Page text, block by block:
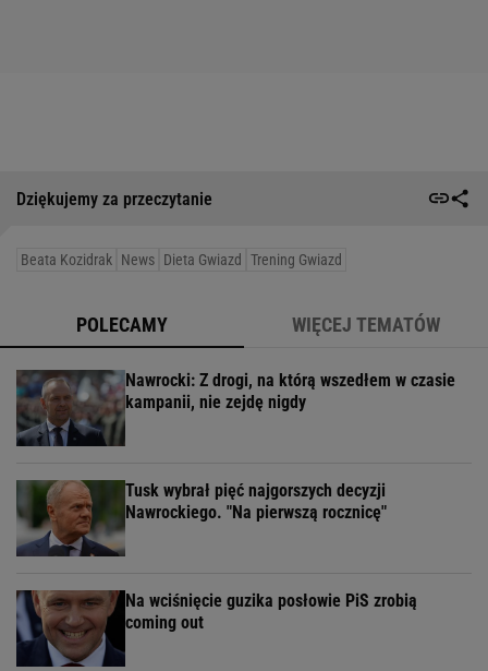
Dziękujemy za przeczytanie
Beata Kozidrak News Dieta Gwiazd Trening Gwiazd
POLECAMY WIĘCEJ TEMATÓW
Nawrocki: Z drogi, na którą wszedłem w czasie
kampanii, nie zejdę nigdy
Tusk wybrał pięć najgorszych decyzji
Nawrockiego. "Na pierwszą rocznicę"
Na wciśnięcie guzika posłowie PiS zrobią
coming out